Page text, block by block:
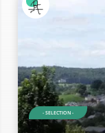
- SELECTION -